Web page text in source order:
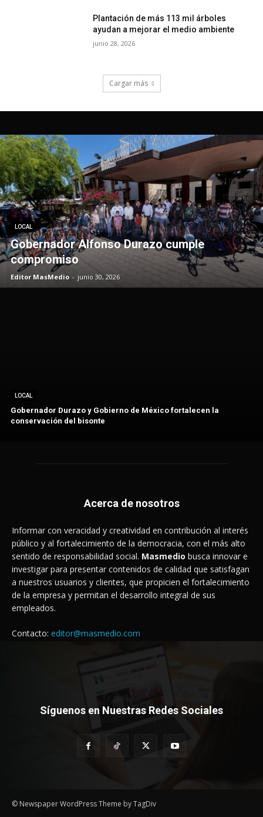
LOCAL
Gobernador Alfonso Durazo cumple
compromiso
Editor MasMedio - junio 30, 2026
LOCAL
Gobernador Durazo y Gobierno de México fortalecen la
conservación del bisonte
Acerca de nosotros
Informar con veracidad y creatividad en contribución al interés
público y al fortalecimiento de la democracia, con el más alto
sentido de responsabilidad social. Masmedio busca innovar e
investigar para presentar contenidos de calidad que satisfagan
a nuestros usuarios y clientes, que propicien el fortalecimiento
de la empresa y permitan el desarrollo integral de sus
empleados.
Contacto: editor@masmedio.com
Síguenos en Nuestras Redes Sociales
© Newspaper WordPress Theme by TagDiv